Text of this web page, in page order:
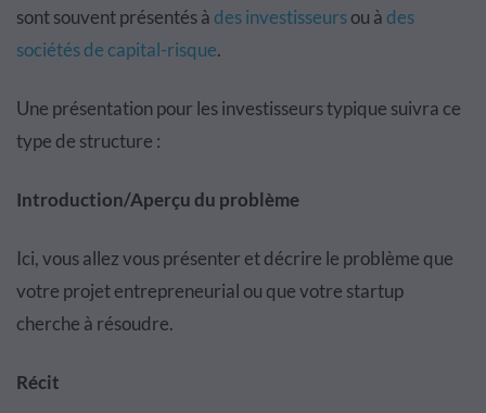
sont souvent présentés àdes investisseursou àdes
sociétés de capital-risque.
Une présentation pour les investisseurs typique suivra ce
type de structure :
Introduction/Aperçu du problème
Ici, vous allez vous présenter et décrire le problème que
votre projet entrepreneurial ou que votre startup
cherche à résoudre.
Récit